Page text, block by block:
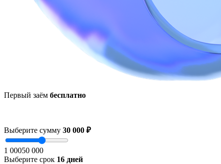
Первый заём бесплатно
Выберите сумму 30 000 ₽
1 00050 000
Выберите срок 16 дней